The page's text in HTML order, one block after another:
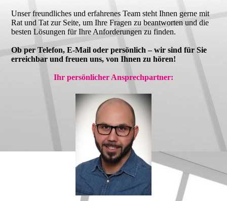
Unser freundliches und erfahrenes Team steht Ihnen gerne mit
Rat und Tat zur Seite, um Ihre Fragen zu beantworten und die
besten Lösungen für Ihre Anforderungen zu finden.
Ob per Telefon, E-Mail oder persönlich – wir sind für Sie
erreichbar und freuen uns, von Ihnen zu hören!
Ihr persönlicher Ansprechpartner: